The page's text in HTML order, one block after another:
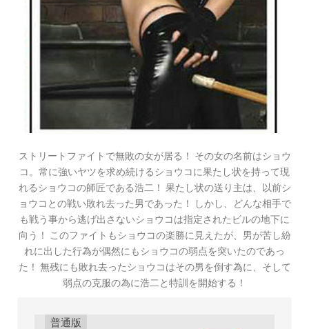
ストリートファイトで無敗の女が居る！ その女の名前はショウ
コ。常に強いヤツを求め続けるショウコに果たし状を持って現
れるショウコの師匠である浩二！ 果たし状の送り主は、以前シ
ョウコとの戦い敗れ去った男であった！ しかし、どんな相手で
も戦う事から逃げ出さないショウコは指定されたビルの地下に
向う！ このファイトもショウコの楽勝に見えたが、男が苦し紛
れに出した行為が偶然にもショウコの弱点を突いたのであっ
た！ 無残にも敗れ去ったショウコはその男を倒す為に、そして
弱点の克服の為に浩二と特訓を開始する！
普通版